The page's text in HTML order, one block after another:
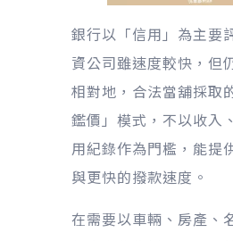
銀行以「信用」為主要
資公司雖速度較快，但
相對地，合法當舖採取
鑑價」模式，不以收入
用紀錄作為門檻，能提
與更快的撥款速度。
在需要以車輛、房產、